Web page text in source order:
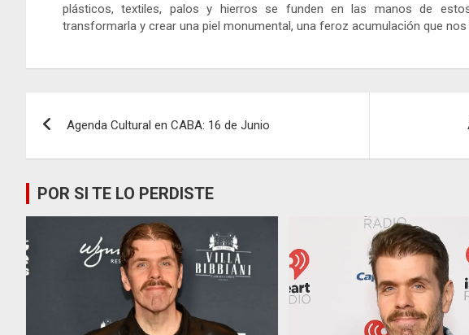
plásticos, textiles, palos y hierros se funden en las manos de
transformarla y crear una piel monumental, una feroz acumulación que nos
entradas
Agenda Cultural en CABA: 16 de Junio
POR SI TE LO PERDISTE